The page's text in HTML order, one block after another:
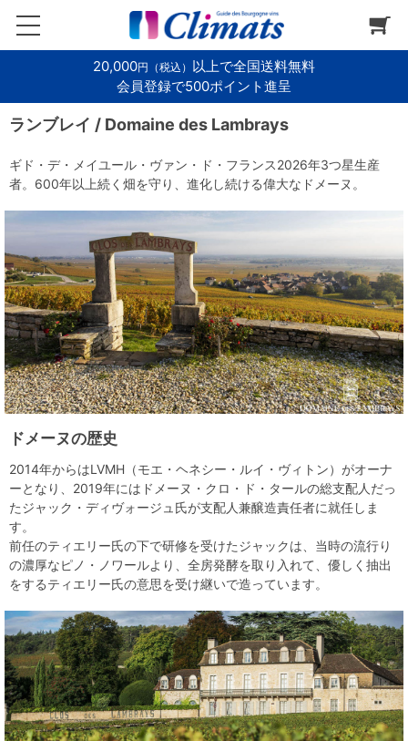
20,000円（税込） 以上で全国送料無料
会員登録で500ポイント進呈
ランブレイ / Domaine des Lambrays
ギド・デ・メイユール・ヴァン・ド・フランス2026年3つ星生産
者。600年以上続く畑を守り、進化し続ける偉大なドメーヌ。
ドメーヌの歴史
2014年からはLVMH（モエ・ヘネシー・ルイ・ヴィトン）がオーナ
ーとなり、2019年にはドメーヌ・クロ・ド・タールの総支配人だっ
たジャック・ディヴォージュ氏が支配人兼醸造責任者に就任しま
す。
前任のティエリー氏の下で研修を受けたジャックは、当時の流行り
の濃厚なピノ・ノワールより、全房発酵を取り入れて、優しく抽出
をするティエリー氏の意思を受け継いで造っています。